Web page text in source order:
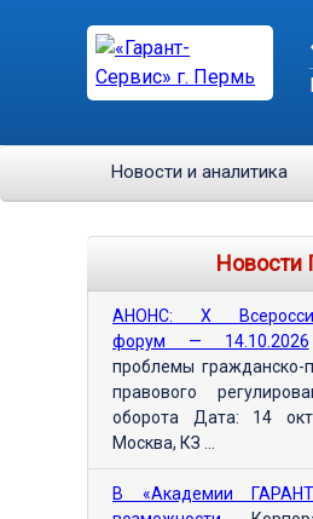
Новости и аналитика
Новости
АНОНС: Х
форум — 14.10.2026
проблемы гражданско-
правового
оборота Дата: 14
Москва, КЗ ...
В «Академии